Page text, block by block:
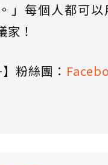
」每個人都可以
家！
粉絲團：